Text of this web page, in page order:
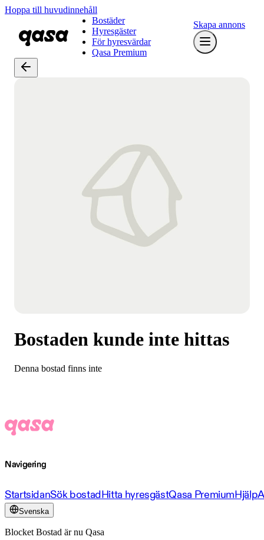
Hoppa till huvudinnehåll
Bostäder
Hyresgäster
För hyresvärdar
Qasa Premium
Skapa annons
Bostaden kunde inte hittas
Denna bostad finns inte
Navigering
StartsidanSök bostadHitta hyresgästQasa PremiumHjälp
Svenska
Blocket Bostad är nu Qasa